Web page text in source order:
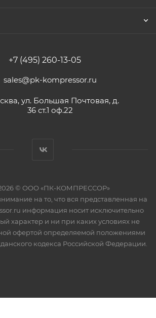
+7 (495) 260-13-05
sales@pk-kompressor.ru
ул. Большая Почтовая, д.
36 ст.1 оф.22
© ООО «ПК-КОМПРЕССОР»
на то, что вся представленная на
информация носит исключительно
характер и ни при каких условиях не
офертой определяемой положениями
кодекса Российской Федерации.